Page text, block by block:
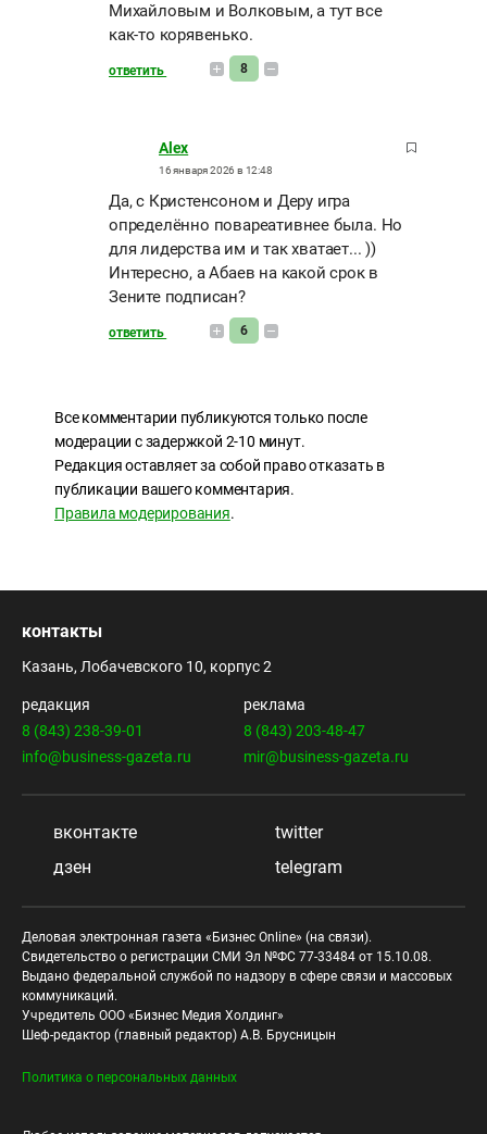
Михайловым и Волковым, а тут все
как-то корявенько.
ответить 8
Alex
16 января 2026 в 12:48
Да, с Кристенсоном и Деру игра
определённо повареативнее была. Но
для лидерства им и так хватает... ))
Интересно, а Абаев на какой срок в
Зените подписан?
ответить 6
Все комментарии публикуются только после
модерации с задержкой 2-10 минут.
Редакция оставляет за собой право отказать в
публикации вашего комментария.
Правила модерирования.
контакты
Казань, Лобачевского 10, корпус 2
редакция
8 (843) 238-39-01
info@business-gazeta.ru
реклама
8 (843) 203-48-47
mir@business-gazeta.ru
вконтакте
twitter
дзен
telegram
Деловая электронная газета «Бизнес Online» (на связи).
Свидетельство о регистрации СМИ Эл №ФС 77-33484 от 15.10.08.
Выдано федеральной службой по надзору в сфере связи и массовых
коммуникаций.
Учредитель ООО «Бизнес Медия Холдинг»
Шеф-редактор (главный редактор) А.В. Брусницын
Политика о персональных данных